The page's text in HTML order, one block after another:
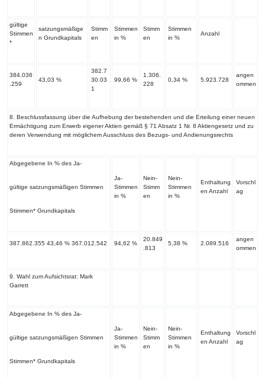
gültige
Stimmen
*
satzungsmäßige
n Grundkapitals
Stimm
en
Stimmen
in %
Stimm
en
Stimmen
in %
Anzahl
384.036
.259
43,03 %
382.7
30.03
1
99,66 %
1.306.
228
0,34 % 5.923.728
angen
ommen
‌8. Beschlussfassung über die Aufhebung der bestehenden und die Erteilung einer neuen
Ermächtigung zum Erwerb eigener Aktien gemäß § 71 Absatz 1 Nr. 8 Aktiengesetz und zu
deren Verwendung mit möglichem Ausschluss des Bezugs- und Andienungsrechts
Abgegebene In % des Ja-
gültige satzungsmäßigen Stimmen
Stimmen* Grundkapitals
Ja-
Stimmen
in %
Nein-
Stimm
en
Nein-
Stimmen
in %
Enthaltung
en Anzahl
Vorschl
ag
387.862.355 43,46 % 367.012.542 94,62 %
20.849
.813
5,38 % 2.089.516
angen
ommen
‌9. Wahl zum Aufsichtsrat: Mark
Garrett
Abgegebene In % des Ja-
gültige satzungsmäßigen Stimmen
Stimmen* Grundkapitals
Ja-
Stimmen
in %
Nein-
Stimm
en
Nein-
Stimmen
in %
Enthaltung
en Anzahl
Vorschl
ag